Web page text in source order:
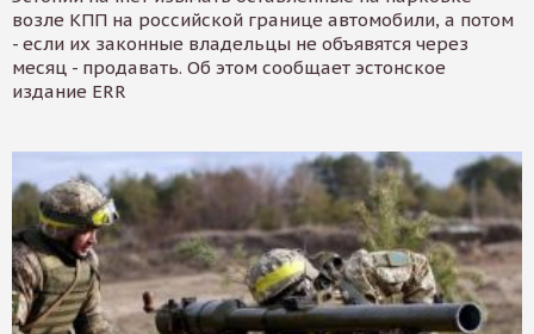
возле КПП на российской границе автомобили, а потом
- если их законные владельцы не объявятся через
месяц - продавать. Об этом сообщает эстонское
издание ERR